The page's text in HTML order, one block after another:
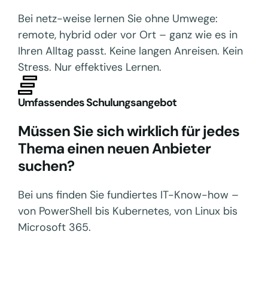
Bei netz-weise lernen Sie ohne Umwege:
remote, hybrid oder vor Ort – ganz wie es in
Ihren Alltag passt. Keine langen Anreisen. Kein
Stress. Nur effektives Lernen.
Umfassendes Schulungsangebot
Müssen Sie sich wirklich für jedes
Thema einen neuen Anbieter
suchen?
Bei uns finden Sie fundiertes IT-Know-how –
von PowerShell bis Kubernetes, von Linux bis
Microsoft 365.